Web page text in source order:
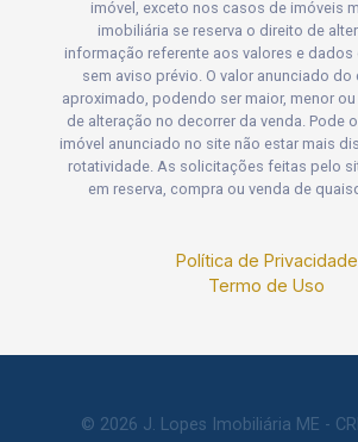
imóvel, exceto nos casos de imóveis
imobiliária se reserva o direito de
informação referente aos valores e dados
sem aviso prévio. O valor anunciado
aproximado, podendo ser maior, menor
de alteração no decorrer da venda. Pode
imóvel anunciado no site não estar mais
rotatividade. As solicitações feitas pelo
em reserva, compra ou venda de
Política de Privacidade
Termo de Uso
© 2026 J. Lopes Imobiliária ME -